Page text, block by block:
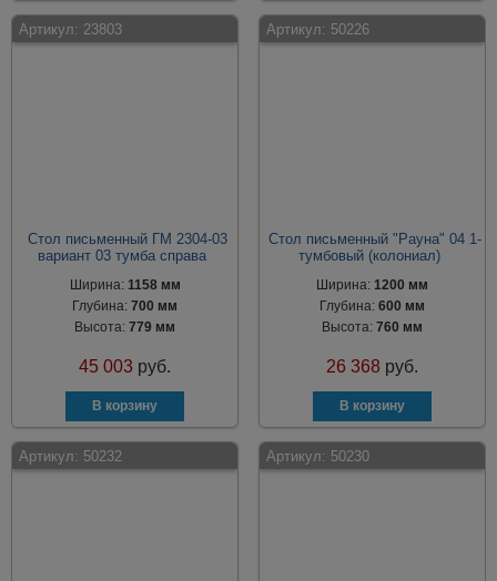
Артикул: 23803
Стол письменный ГМ 2304-03
вариант 03 тумба справа
Ширина: 1158 мм
Глубина:700 мм
Высота:779 мм
45 003 руб.
Артикул: 50226
Стол письменный "Рауна" 04 1-
тумбовый (колониал)
Ширина: 1200 мм
Глубина: 600 мм
Высота: 760 мм
26 368 руб.
Артикул: 50232 Артикул: 50230